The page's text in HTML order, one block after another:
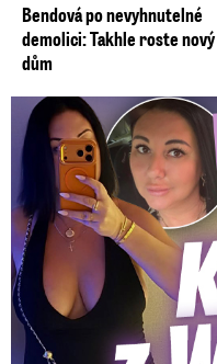
Bendová po nevyhnutelné
demolici: Takhle roste nový
dům
Kašpárková o milence